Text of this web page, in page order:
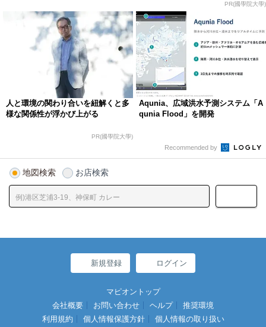
PR(國學院大學)
人と環境の関わり合いを紐解くと多
様な関係性が浮かび上がる
PR(國學院大學)
Aqunia、広域洪水予測システム「A
qunia Flood」を開発
Recommended by
地図検索 お店検索
新規登録 ログイン
マピオントップ
会社概要
お問い合わせ ヘルプ
推奨環境
利用規約
個人情報保護方針 個人情報の取り扱い